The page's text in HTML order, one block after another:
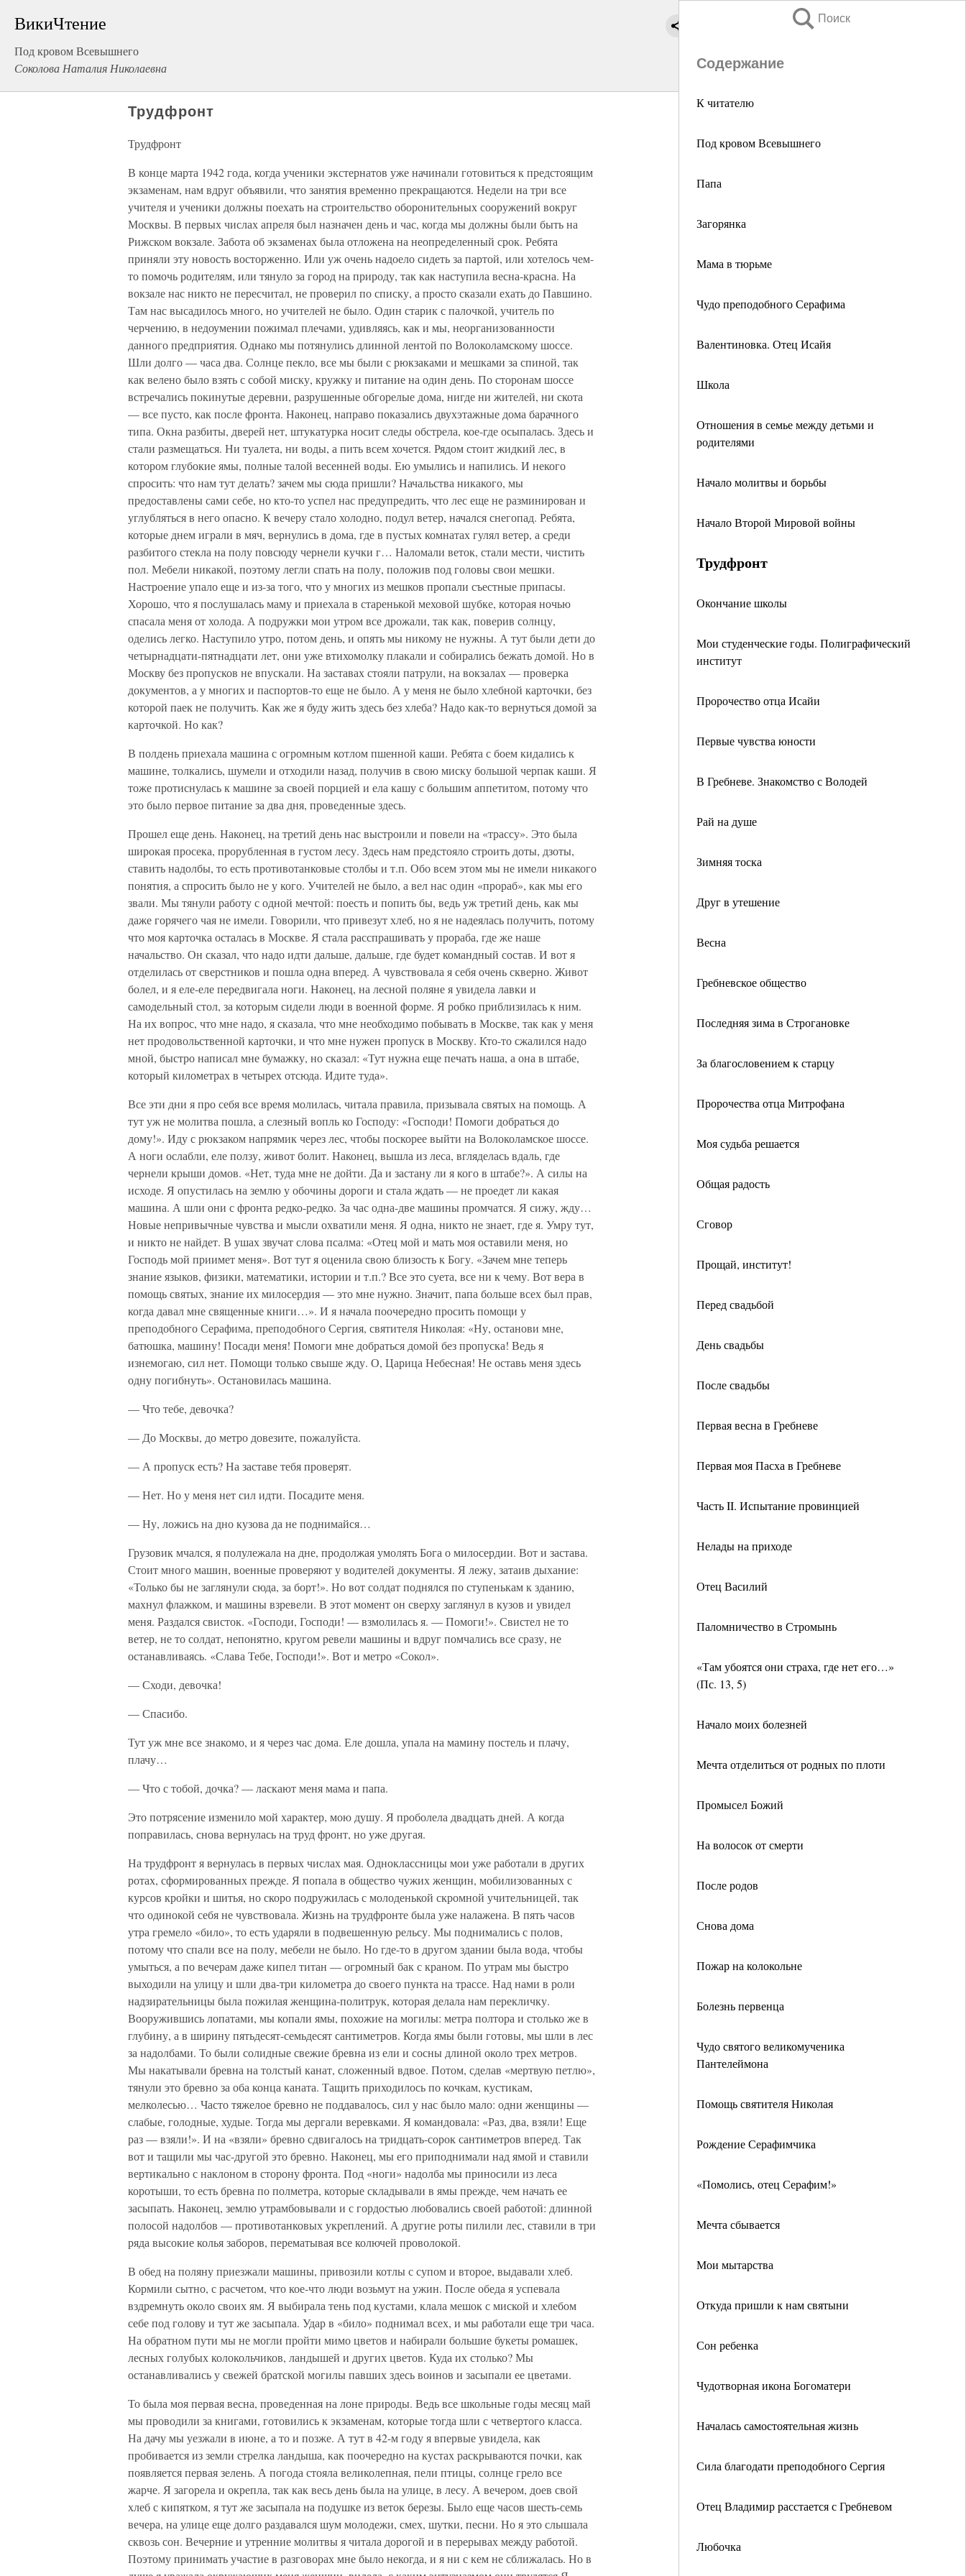
ВикиЧтение
Под кровом Всевышнего
Соколова Наталия Николаевна
Поиск
Содержание
К читателю
Под кровом Всевышнего
Папа
Загорянка
Мама в тюрьме
Чудо преподобного Серафима
Валентиновка. Отец Исайя
Школа
Отношения в семье между детьми и
родителями
Начало молитвы и борьбы
Начало Второй Мировой войны
Трудфронт
Окончание школы
Мои студенческие годы. Полиграфический
институт
Пророчество отца Исайи
Первые чувства юности
В Гребневе. Знакомство с Володей
Рай на душе
Зимняя тоска
Друг в утешение
Весна
Гребневское общество
Последняя зима в Строгановке
За благословением к старцу
Пророчества отца Митрофана
Моя судьба решается
Общая радость
Сговор
Прощай, институт!
Перед свадьбой
День свадьбы
После свадьбы
Первая весна в Гребневе
Первая моя Пасха в Гребневе
Часть II. Испытание провинцией
Нелады на приходе
Отец Василий
Паломничество в Стромынь
«Там убоятся они страха, где нет его…»
(Пс. 13, 5)
Начало моих болезней
Мечта отделиться от родных по плоти
Промысел Божий
На волосок от смерти
После родов
Снова дома
Пожар на колокольне
Болезнь первенца
Чудо святого великомученика
Пантелеймона
Помощь святителя Николая
Рождение Серафимчика
«Помолись, отец Серафим!»
Мечта сбывается
Мои мытарства
Откуда пришли к нам святыни
Сон ребенка
Чудотворная икона Богоматери
Началась самостоятельная жизнь
Сила благодати преподобного Сергия
Отец Владимир расстается с Гребневом
Любочка
Трудфронт
Трудфронт
В конце марта 1942 года, когда ученики экстернатов уже начинали готовиться к предстоящим
экзаменам, нам вдруг объявили, что занятия временно прекращаются. Недели на три все
учителя и ученики должны поехать на строительство оборонительных сооружений вокруг
Москвы. В первых числах апреля был назначен день и час, когда мы должны были быть на
Рижском вокзале. Забота об экзаменах была отложена на неопределенный срок. Ребята
приняли эту новость восторженно. Или уж очень надоело сидеть за партой, или хотелось чем-
то помочь родителям, или тянуло за город на природу, так как наступила весна-красна. На
вокзале нас никто не пересчитал, не проверил по списку, а просто сказали ехать до Павшино.
Там нас высадилось много, но учителей не было. Один старик с палочкой, учитель по
черчению, в недоумении пожимал плечами, удивляясь, как и мы, неорганизованности
данного предприятия. Однако мы потянулись длинной лентой по Волоколамскому шоссе.
Шли долго — часа два. Солнце пекло, все мы были с рюкзаками и мешками за спиной, так
как велено было взять с собой миску, кружку и питание на один день. По сторонам шоссе
встречались покинутые деревни, разрушенные обгорелые дома, нигде ни жителей, ни скота
— все пусто, как после фронта. Наконец, направо показались двухэтажные дома барачного
типа. Окна разбиты, дверей нет, штукатурка носит следы обстрела, кое-где осыпалась. Здесь и
стали размещаться. Ни туалета, ни воды, а пить всем хочется. Рядом стоит жидкий лес, в
котором глубокие ямы, полные талой весенней воды. Ею умылись и напились. И некого
спросить: что нам тут делать? зачем мы сюда пришли? Начальства никакого, мы
предоставлены сами себе, но кто-то успел нас предупредить, что лес еще не разминирован и
углубляться в него опасно. К вечеру стало холодно, подул ветер, начался снегопад. Ребята,
которые днем играли в мяч, вернулись в дома, где в пустых комнатах гулял ветер, а среди
разбитого стекла на полу повсюду чернели кучки г… Наломали веток, стали мести, чистить
пол. Мебели никакой, поэтому легли спать на полу, положив под головы свои мешки.
Настроение упало еще и из-за того, что у многих из мешков пропали съестные припасы.
Хорошо, что я послушалась маму и приехала в старенькой меховой шубке, которая ночью
спасала меня от холода. А подружки мои утром все дрожали, так как, поверив солнцу,
оделись легко. Наступило утро, потом день, и опять мы никому не нужны. А тут были дети до
четырнадцати-пятнадцати лет, они уже втихомолку плакали и собирались бежать домой. Но в
Москву без пропусков не впускали. На заставах стояли патрули, на вокзалах — проверка
документов, а у многих и паспортов-то еще не было. А у меня не было хлебной карточки, без
которой паек не получить. Как же я буду жить здесь без хлеба? Надо как-то вернуться домой за
карточкой. Но как?
В полдень приехала машина с огромным котлом пшенной каши. Ребята с боем кидались к
машине, толкались, шумели и отходили назад, получив в свою миску большой черпак каши. Я
тоже протиснулась к машине за своей порцией и ела кашу с большим аппетитом, потому что
это было первое питание за два дня, проведенные здесь.
Прошел еще день. Наконец, на третий день нас выстроили и повели на «трассу». Это была
широкая просека, прорубленная в густом лесу. Здесь нам предстояло строить доты, дзоты,
ставить надолбы, то есть противотанковые столбы и т.п. Обо всем этом мы не имели никакого
понятия, а спросить было не у кого. Учителей не было, а вел нас один «прораб», как мы его
звали. Мы тянули работу с одной мечтой: поесть и попить бы, ведь уж третий день, как мы
даже горячего чая не имели. Говорили, что привезут хлеб, но я не надеялась получить, потому
что моя карточка осталась в Москве. Я стала расспрашивать у прораба, где же наше
начальство. Он сказал, что надо идти дальше, дальше, где будет командный состав. И вот я
отделилась от сверстников и пошла одна вперед. А чувствовала я себя очень скверно. Живот
болел, и я еле-еле передвигала ноги. Наконец, на лесной поляне я увидела лавки и
самодельный стол, за которым сидели люди в военной форме. Я робко приблизилась к ним.
На их вопрос, что мне надо, я сказала, что мне необходимо побывать в Москве, так как у меня
нет продовольственной карточки, и что мне нужен пропуск в Москву. Кто-то сжалился надо
мной, быстро написал мне бумажку, но сказал: «Тут нужна еще печать наша, а она в штабе,
который километрах в четырех отсюда. Идите туда».
Все эти дни я про себя все время молилась, читала правила, призывала святых на помощь. А
тут уж не молитва пошла, а слезный вопль ко Господу: «Господи! Помоги добраться до
дому!». Иду с рюкзаком напрямик через лес, чтобы поскорее выйти на Волоколамское шоссе.
А ноги ослабли, еле ползу, живот болит. Наконец, вышла из леса, вгляделась вдаль, где
чернели крыши домов. «Нет, туда мне не дойти. Да и застану ли я кого в штабе?». А силы на
исходе. Я опустилась на землю у обочины дороги и стала ждать — не проедет ли какая
машина. А шли они с фронта редко-редко. За час одна-две машины промчатся. Я сижу, жду…
Новые непривычные чувства и мысли охватили меня. Я одна, никто не знает, где я. Умру тут,
и никто не найдет. В ушах звучат слова псалма: «Отец мой и мать моя оставили меня, но
Господь мой приимет меня». Вот тут я оценила свою близость к Богу. «Зачем мне теперь
знание языков, физики, математики, истории и т.п.? Все это суета, все ни к чему. Вот вера в
помощь святых, знание их милосердия — это мне нужно. Значит, папа больше всех был прав,
когда давал мне священные книги…». И я начала поочередно просить помощи у
преподобного Серафима, преподобного Сергия, святителя Николая: «Ну, останови мне,
батюшка, машину! Посади меня! Помоги мне добраться домой без пропуска! Ведь я
изнемогаю, сил нет. Помощи только свыше жду. О, Царица Небесная! Не оставь меня здесь
одну погибнуть». Остановилась машина.
— Что тебе, девочка?
— До Москвы, до метро довезите, пожалуйста.
— А пропуск есть? На заставе тебя проверят.
— Нет. Но у меня нет сил идти. Посадите меня.
— Ну, ложись на дно кузова да не поднимайся…
Грузовик мчался, я полулежала на дне, продолжая умолять Бога о милосердии. Вот и застава.
Стоит много машин, военные проверяют у водителей документы. Я лежу, затаив дыхание:
«Только бы не заглянули сюда, за борт!». Но вот солдат поднялся по ступенькам к зданию,
махнул флажком, и машины взревели. В этот момент он сверху заглянул в кузов и увидел
меня. Раздался свисток. «Господи, Господи! — взмолилась я. — Помоги!». Свистел не то
ветер, не то солдат, непонятно, кругом ревели машины и вдруг помчались все сразу, не
останавливаясь. «Слава Тебе, Господи!». Вот и метро «Сокол».
— Сходи, девочка!
— Спасибо.
Тут уж мне все знакомо, и я через час дома. Еле дошла, упала на мамину постель и плачу,
плачу…
— Что с тобой, дочка? — ласкают меня мама и папа.
Это потрясение изменило мой характер, мою душу. Я проболела двадцать дней. А когда
поправилась, снова вернулась на труд фронт, но уже другая.
На трудфронт я вернулась в первых числах мая. Одноклассницы мои уже работали в других
ротах, сформированных прежде. Я попала в общество чужих женщин, мобилизованных с
курсов кройки и шитья, но скоро подружилась с молоденькой скромной учительницей, так
что одинокой себя не чувствовала. Жизнь на трудфронте была уже налажена. В пять часов
утра гремело «било», то есть ударяли в подвешенную рельсу. Мы поднимались с полов,
потому что спали все на полу, мебели не было. Но где-то в другом здании была вода, чтобы
умыться, а по вечерам даже кипел титан — огромный бак с краном. По утрам мы быстро
выходили на улицу и шли два-три километра до своего пункта на трассе. Над нами в роли
надзирательницы была пожилая женщина-политрук, которая делала нам перекличку.
Вооружившись лопатами, мы копали ямы, похожие на могилы: метра полтора и столько же в
глубину, а в ширину пятьдесят-семьдесят сантиметров. Когда ямы были готовы, мы шли в лес
за надолбами. То были солидные свежие бревна из ели и сосны длиной около трех метров.
Мы накатывали бревна на толстый канат, сложенный вдвое. Потом, сделав «мертвую петлю»,
тянули это бревно за оба конца каната. Тащить приходилось по кочкам, кустикам,
мелколесью… Часто тяжелое бревно не поддавалось, сил у нас было мало: одни женщины —
слабые, голодные, худые. Тогда мы дергали веревками. Я командовала: «Раз, два, взяли! Еще
раз — взяли!». И на «взяли» бревно сдвигалось на тридцать-сорок сантиметров вперед. Так
вот и тащили мы час-другой это бревно. Наконец, мы его приподнимали над ямой и ставили
вертикально с наклоном в сторону фронта. Под «ноги» надолба мы приносили из леса
коротыши, то есть бревна по полметра, которые складывали в ямы прежде, чем начать ее
засыпать. Наконец, землю утрамбовывали и с гордостью любовались своей работой: длинной
полосой надолбов — противотанковых укреплений. А другие роты пилили лес, ставили в три
ряда высокие колья заборов, перематывая все колючей проволокой.
В обед на поляну приезжали машины, привозили котлы с супом и второе, выдавали хлеб.
Кормили сытно, с расчетом, что кое-что люди возьмут на ужин. После обеда я успевала
вздремнуть около своих ям. Я выбирала тень под кустами, клала мешок с миской и хлебом
себе под голову и тут же засыпала. Удар в «било» поднимал всех, и мы работали еще три часа.
На обратном пути мы не могли пройти мимо цветов и набирали большие букеты ромашек,
лесных голубых колокольчиков, ландышей и других цветов. Куда их столько? Мы
останавливались у свежей братской могилы павших здесь воинов и засыпали ее цветами.
То была моя первая весна, проведенная на лоне природы. Ведь все школьные годы месяц май
мы проводили за книгами, готовились к экзаменам, которые тогда шли с четвертого класса.
На дачу мы уезжали в июне, а то и позже. А тут в 42-м году я впервые увидела, как
пробивается из земли стрелка ландыша, как поочередно на кустах раскрываются почки, как
появляется первая зелень. А погода стояла великолепная, пели птицы, солнце грело все
жарче. Я загорела и окрепла, так как весь день была на улице, в лесу. А вечером, доев свой
хлеб с кипятком, я тут же засыпала на подушке из веток березы. Было еще часов шесть-семь
вечера, на улице еще долго раздавался шум молодежи, смех, шутки, песни. Но я это слышала
сквозь сон. Вечерние и утренние молитвы я читала дорогой и в перерывах между работой.
Поэтому принимать участие в разговорах мне было некогда, и я ни с кем не сближалась. Но в